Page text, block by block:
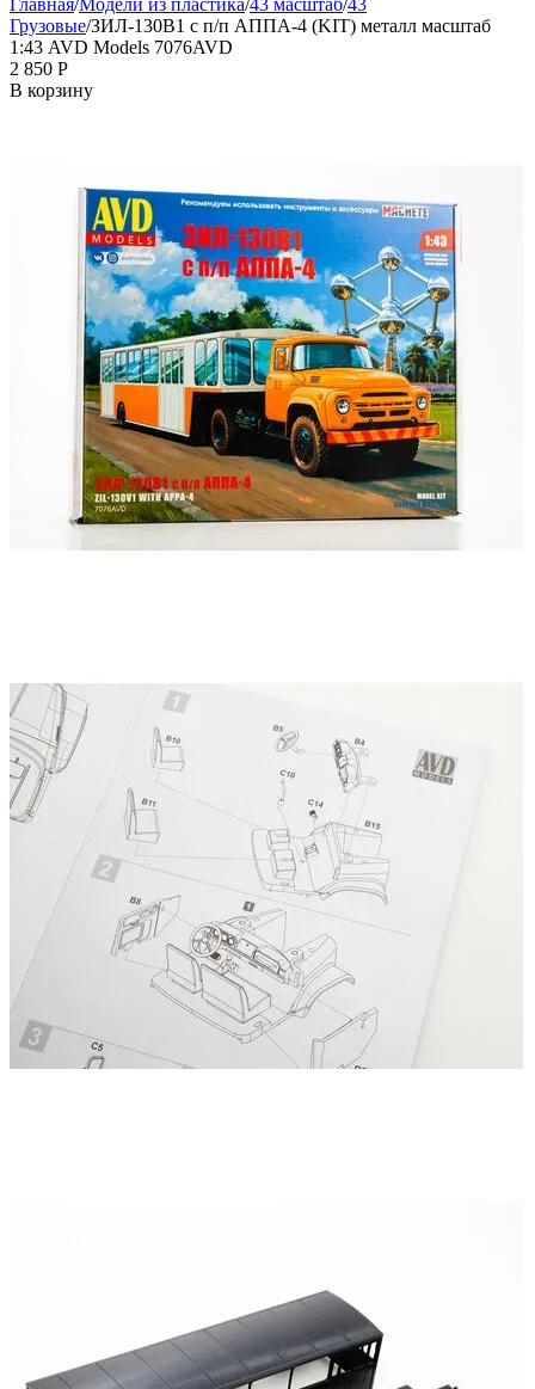
Главная/Модели из пластика/43 масштаб/43
Грузовые/ЗИЛ-130В1 с п/п АППА-4 (KIT) металл масштаб
1:43 AVD Models 7076AVD
2 850 Р
В корзину